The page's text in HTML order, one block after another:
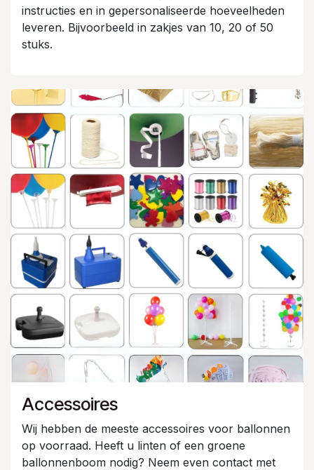
instructies en in gepersonaliseerde hoeveelheden
leveren. Bijvoorbeeld in zakjes van 10, 20 of 50
stuks.
Accessoires
Wij hebben de meeste accessoires voor ballonnen
op voorraad. Heeft u linten of een groene
ballonnenboom nodig? Neem even contact met